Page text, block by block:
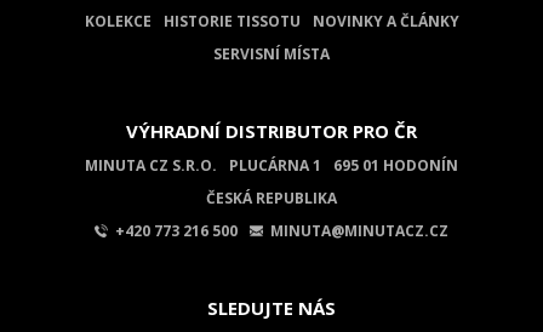
KOLEKCE HISTORIE TISSOTU
NOVINKY A ČLÁNKY
SERVISNÍ MÍSTA
VÝHRADNÍ DISTRIBUTOR PRO ČR
MINUTA CZ S.R.O. PLUCÁRNA 1
695 01 HODONÍN
ČESKÁ REPUBLIKA
+420 773 216 500
MINUTA@MINUTACZ.CZ
SLEDUJTE NÁS